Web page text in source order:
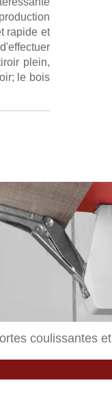
rapide et
plein,
le bois
coulissantes et